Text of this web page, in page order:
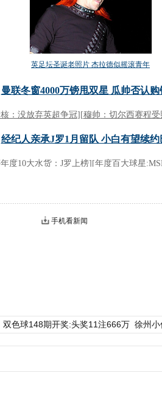
手机看新闻
双色球148期开奖:头奖11注666万 徐州